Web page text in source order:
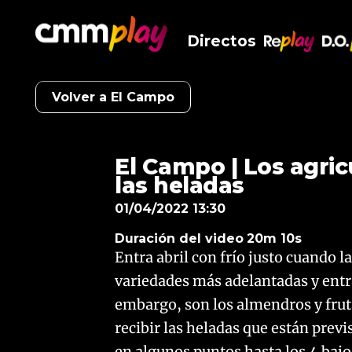
Directos
Volver a El Campo
El Campo | Los
las heladas
01/04/2022 13:30
Duración del video 20m 10s
Entra abril con frío justo cuando
variedades más adelantadas y
embargo, son los almendros y
recibir las heladas que están